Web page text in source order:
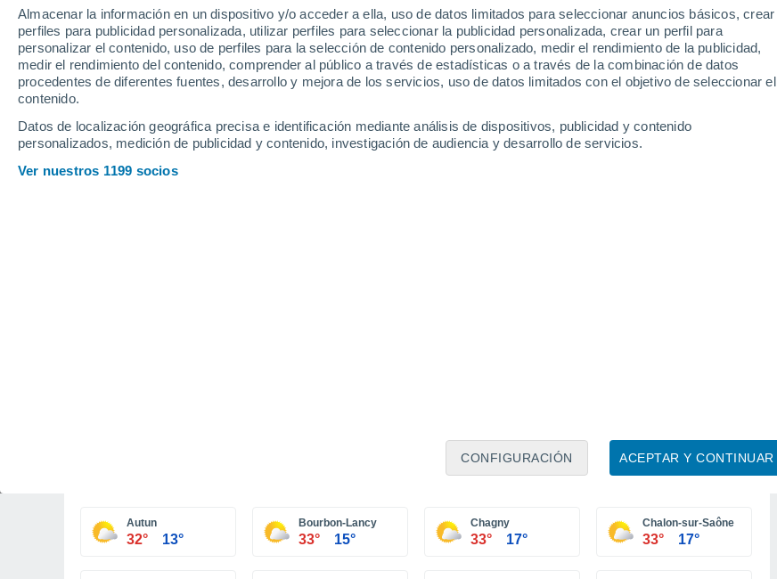
Almacenar la información en un dispositivo y/o acceder a ella, uso de datos limitados para seleccionar anuncios básicos, crear
perfiles para publicidad personalizada, utilizar perfiles para seleccionar la publicidad personalizada, crear un perfil para
personalizar el contenido, uso de perfiles para la selección de contenido personalizado, medir el rendimiento de la publicidad,
medir el rendimiento del contenido, comprender al público a través de estadísticas o a través de la combinación de datos
procedentes de diferentes fuentes, desarrollo y mejora de los servicios, uso de datos limitados con el objetivo de seleccionar el
contenido.
Datos de localización geográfica precisa e identificación mediante análisis de dispositivos, publicidad y contenido
personalizados, medición de publicidad y contenido, investigación de audiencia y desarrollo de servicios.
Ver nuestros 1199 socios
ACEPTAR Y CONTINUAR
CONFIGURACIÓN
Paray-le-
Monial
Chauffailles
Cluny
32°
16°
Mâcon
33°
16°
Autun
32° 13°
Bourbon-Lancy
33° 15°
Chagny
33° 17°
Chalon-sur-Saône
33° 17°